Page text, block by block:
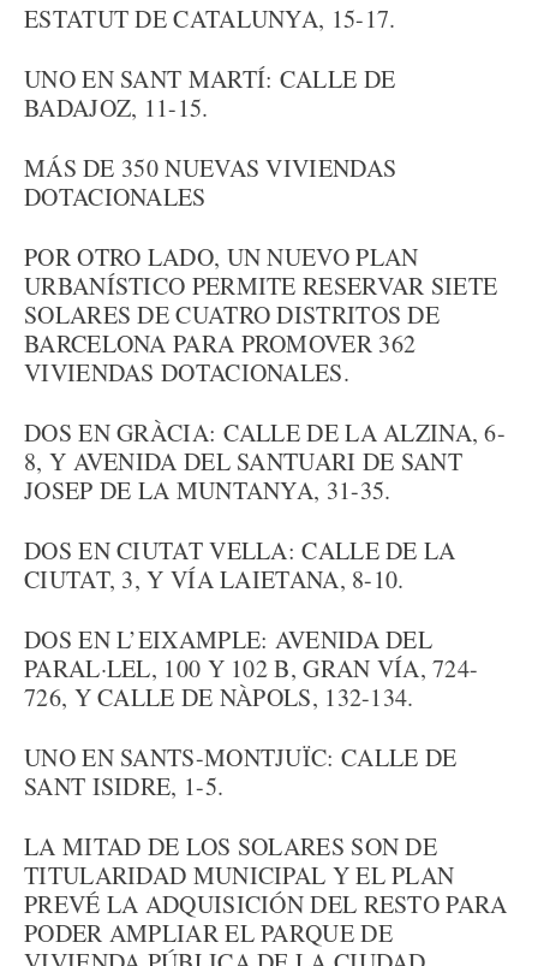
ESTATUT DE CATALUNYA, 15-17.
UNO EN SANT MARTÍ: CALLE DE
BADAJOZ, 11-15.
MÁS DE 350 NUEVAS VIVIENDAS
DOTACIONALES
POR OTRO LADO, UN NUEVO PLAN
URBANÍSTICO PERMITE RESERVAR SIETE
SOLARES DE CUATRO DISTRITOS DE
BARCELONA PARA PROMOVER 362
VIVIENDAS DOTACIONALES.
DOS EN GRÀCIA: CALLE DE LA ALZINA, 6-
8, Y AVENIDA DEL SANTUARI DE SANT
JOSEP DE LA MUNTANYA, 31-35.
DOS EN CIUTAT VELLA: CALLE DE LA
CIUTAT, 3, Y VÍA LAIETANA, 8-10.
DOS EN L’EIXAMPLE: AVENIDA DEL
PARAL·LEL, 100 Y 102 B, GRAN VÍA, 724-
726, Y CALLE DE NÀPOLS, 132-134.
UNO EN SANTS-MONTJUÏC: CALLE DE
SANT ISIDRE, 1-5.
LA MITAD DE LOS SOLARES SON DE
TITULARIDAD MUNICIPAL Y EL PLAN
PREVÉ LA ADQUISICIÓN DEL RESTO PARA
PODER AMPLIAR EL PARQUE DE